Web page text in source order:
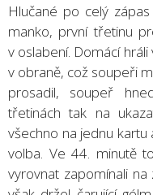
Hlučané po celý
manko, první třetinu
v oslabení. Domácí
v obraně, což soupeři
prosadil, soupeř
třetinách tak na
všechno na jednu
volba. Ve 44. minutě
vyrovnat zapomínali na